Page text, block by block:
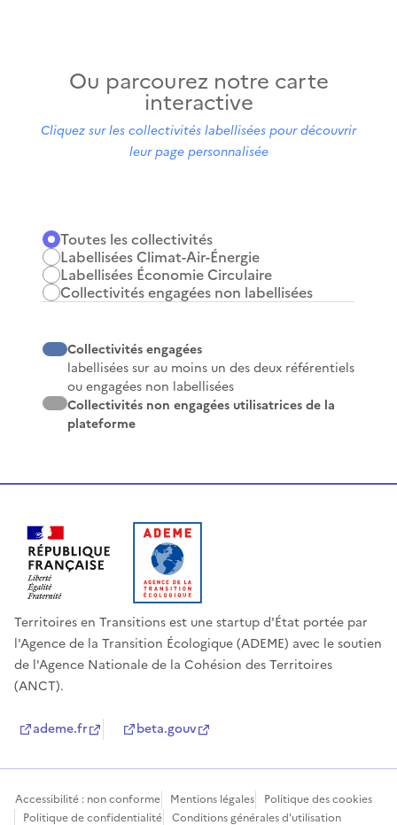
Ou parcourez notre carte
interactive
Cliquez sur les collectivités labellisées pour découvrir
leur page personnalisée
Toutes les collectivités
Labellisées Climat-Air-Énergie
Labellisées Économie Circulaire
Collectivités engagées non labellisées
Collectivités engagées
labellisées sur au moins un des deux référentiels
ou engagées non labellisées
Collectivités non engagées utilisatrices de la
plateforme
Territoires en Transitions est une startup d'État portée par
l'Agence de la Transition Écologique (ADEME) avec le soutien
de l'Agence Nationale de la Cohésion des Territoires
(ANCT).
ademe.fr beta.gouv
Accessibilité : non conforme Mentions légales
Politique des cookies
Politique de confidentialité
Conditions générales d'utilisation